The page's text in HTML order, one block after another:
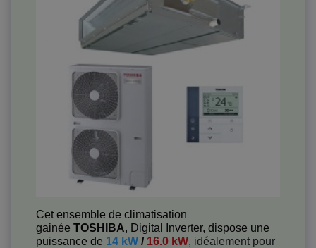
Cet ensemble de climatisation
gainée TOSHIBA, Digital Inverter, dispose une
puissance de 14 kW / 16.0 kW, idéalement pour